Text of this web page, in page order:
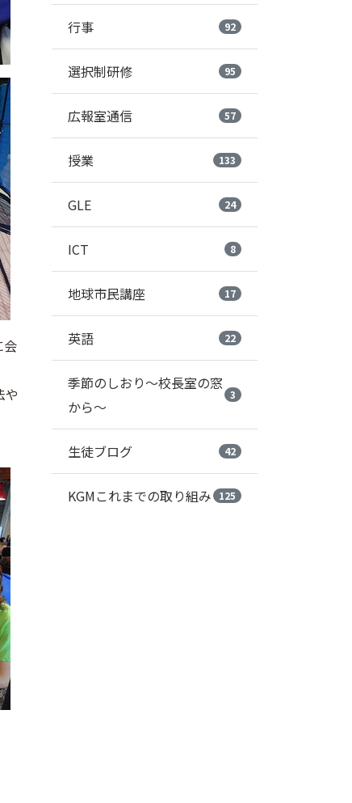
会
や
行事 92
選択制研修 95
広報室通信 57
授業 133
GLE 24
ICT 8
地球市民講座 17
英語 22
季節のしおり～校長室の窓
から～
3
生徒ブログ 42
KGMこれまでの取り組み 125